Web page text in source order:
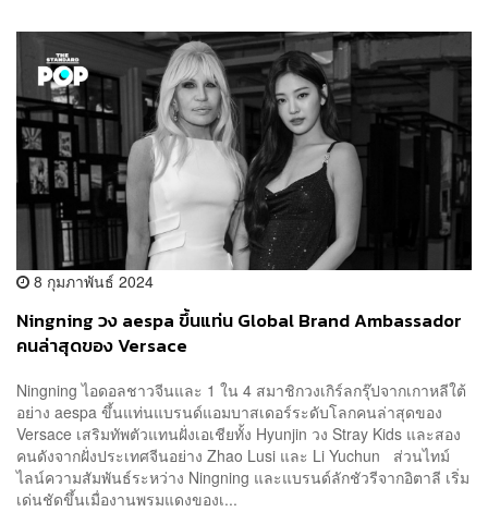
8 กุมภาพันธ์ 2024
Ningning วง aespa ขึ้นแท่น Global Brand Ambassador
คนล่าสุดของ Versace
Ningning ไอดอลชาวจีนและ 1 ใน 4 สมาชิกวงเกิร์ลกรุ๊ปจากเกาหลีใต้
อย่าง aespa ขึ้นแท่นแบรนด์แอมบาสเดอร์ระดับโลกคนล่าสุดของ
Versace เสริมทัพตัวแทนฝั่งเอเชียทั้ง Hyunjin วง Stray Kids และสอง
คนดังจากฝั่งประเทศจีนอย่าง Zhao Lusi และ Li Yuchun ส่วนไทม์
ไลน์ความสัมพันธ์ระหว่าง Ningning และแบรนด์ลักชัวรีจากอิตาลี เริ่ม
เด่นชัดขึ้นเมื่องานพรมแดงของเ...